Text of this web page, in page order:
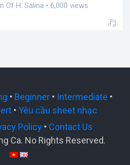
Of H. Salina • 6,000 views
• Beginner • Intermediate •
• Yêu cầu sheet nhạc
Policy • Contact Us
Ca. No Rights Reserved.